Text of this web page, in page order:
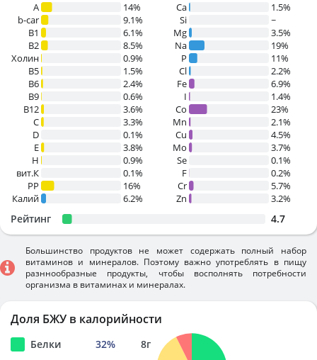
A
14%
b-car
9.1%
В1
6.1%
B2
8.5%
Холин
0.9%
B5
1.5%
B6
2.4%
B9
0.6%
B12
3.6%
C
3.3%
D
0.1%
E
3.8%
H
0.9%
вит.К
0.1%
PP
16%
Калий
6.2%
Ca
1.5%
Si
~
Mg
3.5%
Na
19%
P
11%
Cl
2.2%
Fe
6.9%
I
1.4%
Co
23%
Mn
2.1%
Cu
4.5%
Mo
3.7%
Se
0.1%
F
0.2%
Cr
5.7%
Zn
3.2%
Рейтинг 4.7
Большинство продуктов не может содержать полный набор
витаминов и минералов. Поэтому важно употреблять в пищу
разннообразные продукты, чтобы восполнять потребности
организма в витаминах и минералах.
Доля БЖУ в калорийности
Белки 32% 8г